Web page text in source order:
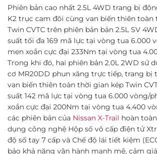
Phiên bản cao nhất 2.5L 4WD trang bị
K2 trục cam đôi cùng van biến thiên toàn
Twin CVTC trên phiên bản bản 2.5L SV
suất tối đa 169 mã lực tại vòng tua 6.000
men xoắn cực đại 233Nm tại vòng tua
Trong khi đó, hai phiên bản 2.0L 2WD sử
cơ MR20DD phun xăng trực tiếp, trang bị
van biến thiên toàn thời gian kép Twin
suất 142 mã lực tại vòng tua 6.000 vòng/
xoắn cực đại 200Nm tại vòng tua 4.400
các phiên bản của Nissan X-Trail hoàn
dụng công nghệ Hộp số vô cấp điện tử
độ số tay 7 cấp và Chế độ lái tiết kiệm
bảo khả năng vận hành mạnh mẽ, cảm